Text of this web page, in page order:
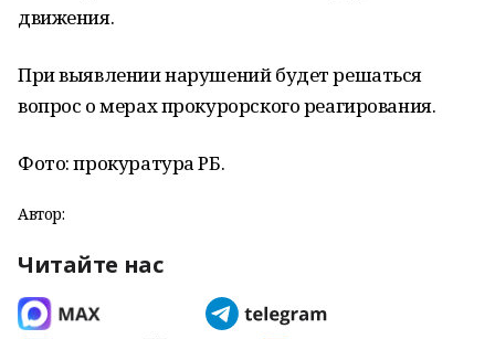
движения.
При выявлении нарушений будет решаться
вопрос о мерах прокурорского реагирования.
Фото: прокуратура РБ.
Автор:
Читайте нас